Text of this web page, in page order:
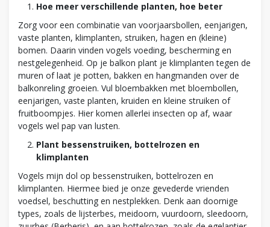
Hoe meer verschillende planten, hoe beter
Zorg voor een combinatie van voorjaarsbollen, eenjarigen,
vaste planten, klimplanten, struiken, hagen en (kleine)
bomen. Daarin vinden vogels voeding, bescherming en
nestgelegenheid. Op je balkon plant je klimplanten tegen de
muren of laat je potten, bakken en hangmanden over de
balkonreling groeien. Vul bloembakken met bloembollen,
eenjarigen, vaste planten, kruiden en kleine struiken of
fruitboompjes. Hier komen allerlei insecten op af, waar
vogels wel pap van lusten.
Plant bessenstruiken, bottelrozen en
klimplanten
Vogels mijn dol op bessenstruiken, bottelrozen en
klimplanten. Hiermee bied je onze gevederde vrienden
voedsel, beschutting en nestplekken. Denk aan doornige
types, zoals de lijsterbes, meidoorn, vuurdoorn, sleedoorn,